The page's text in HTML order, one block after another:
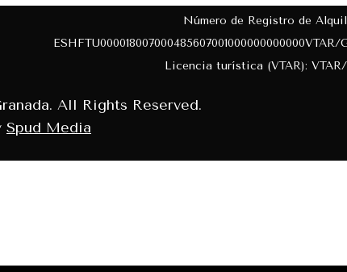
Número de Registro de
ESHFTU000018007000485607001000000000000VTAR/
Licencia turística (VTAR): VTAR/
All Rights Reserved.
Spud Media